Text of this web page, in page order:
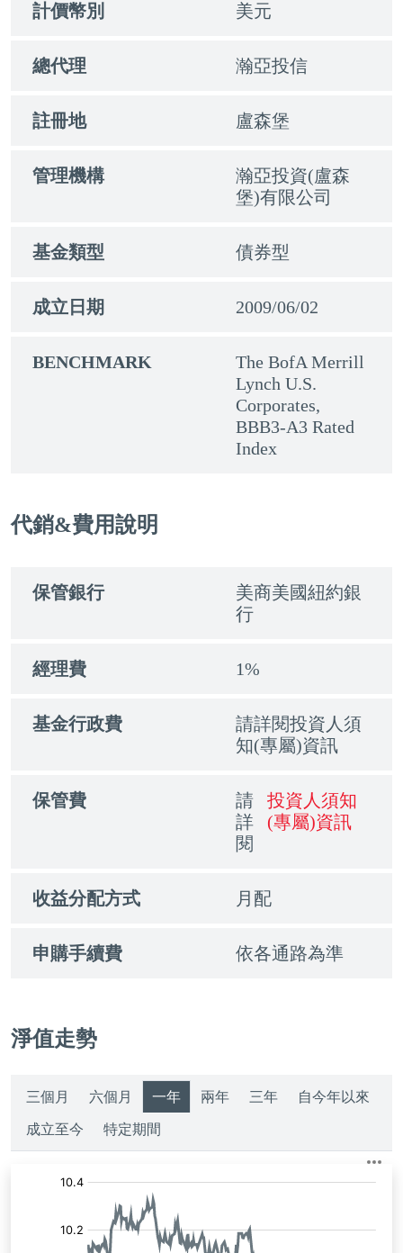
計價幣別 美元
總代理 瀚亞投信
註冊地 盧森堡
管理機構
瀚亞投資(盧森
堡)有限公司
基金類型 債券型
成立日期 2009/06/02
BENCHMARK
The BofA Merrill
Lynch U.S.
Corporates,
BBB3-A3 Rated
Index
代銷&費用說明
保管銀行
美商美國紐約銀
行
經理費 1%
基金行政費
請詳閱投資人須
知(專屬)資訊
保管費
請
詳
閱
投資人須知
(專屬)資訊
收益分配方式 月配
申購手續費 依各通路為準
淨值走勢
三個月 六個月 一年 兩年 三年 自今年以來
成立至今 特定期間